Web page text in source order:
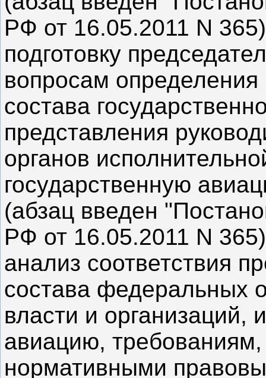
РФ от 16.05.2011 N 365)
подготовку
вопросам
состава
представления
органов
государственную
(абзац введен
РФ от 16.05.2011 N 365)
анализ соответствия
состава федеральных
власти и
авиацию,
нормативными